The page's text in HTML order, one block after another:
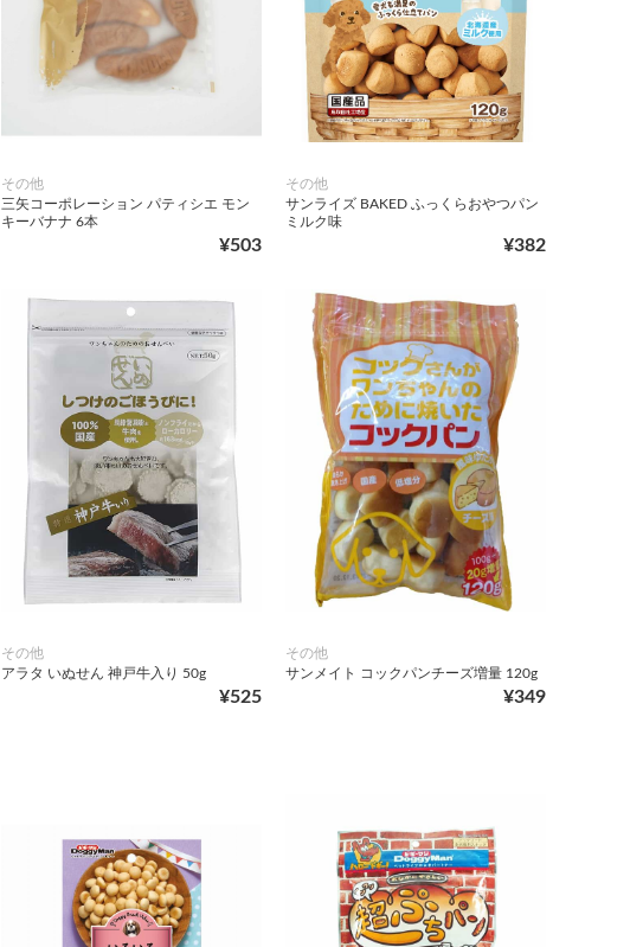
その他
三矢コーポレーション パティシエ モン
キーバナナ 6本
¥503
その他
サンライズ BAKED ふっくらおやつパン
ミルク味
¥382
その他
アラタ いぬせん 神戸牛入り 50g
¥525
その他
サンメイト コックパンチーズ増量 120g
¥349